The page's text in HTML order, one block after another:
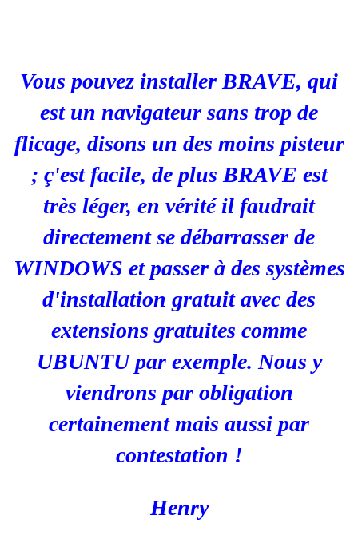
Vous pouvez installer BRAVE, qui
est un navigateur sans trop de
flicage, disons un des moins pisteur
; ç'est facile, de plus BRAVE est
très léger, en vérité il faudrait
directement se débarrasser de
WINDOWS et passer à des systèmes
d'installation gratuit avec des
extensions gratuites comme
UBUNTU par exemple. Nous y
viendrons par obligation
certainement mais aussi par
contestation !
Henry